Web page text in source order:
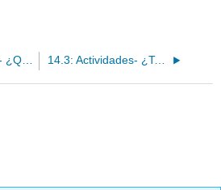
14.1: Actividades- ¿Qué haces todos los días? 14.3: Actividades- ¿Terminaste tus tareas?